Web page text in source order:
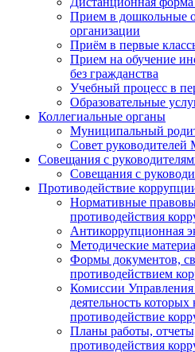
Прием в дошкольные
организации
Приём в первые
Прием на обучение
без гражданства
Учебный процесс в
Образовательные
Коллегиальные органы
Муниципальный
Совет
Совещания с
Совещания с
Противодействие
Нормативные
противодействия
Антикоррупционная
Методические
Формы документов,
противодействием
Комиссии
деятельность которых
противодействие
Планы работы,
противодействия